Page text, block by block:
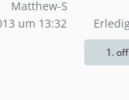
Matthew-S
um 13:32
1.